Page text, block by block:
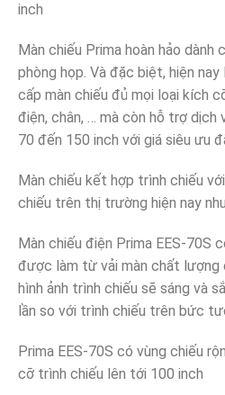
inch
Màn chiếu Prima hoàn hảo
phòng họp. Và đặc biệt, hiện
cấp màn chiếu đủ mọi loại kích
điện, chân, … mà còn hỗ trợ
70 đến 150 inch với giá siêu ưu
Màn chiếu kết hợp trình chiếu
chiếu trên thị trường hiện nay
Màn chiếu điện Prima EES-70S
được làm từ vải màn chất
hình ảnh trình chiếu sẽ sáng và
lần so với trình chiếu trên bức
Prima EES-70S có vùng chiếu
cỡ trình chiếu lên tới 100 inch